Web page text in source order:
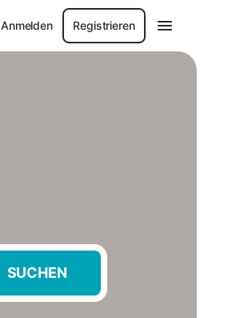
Anmelden Registrieren
SUCHEN